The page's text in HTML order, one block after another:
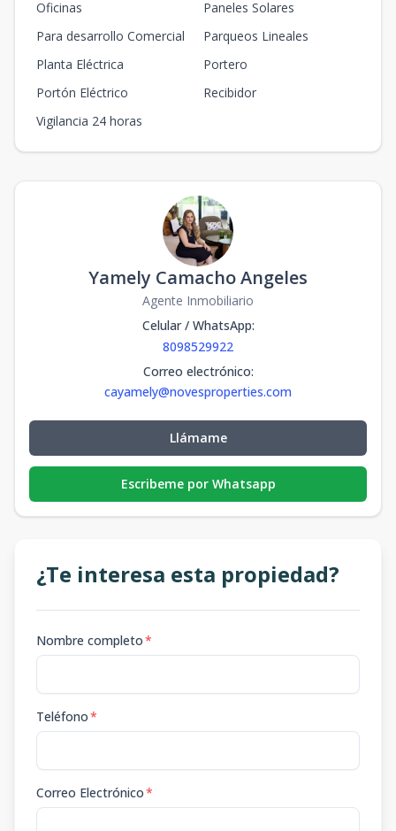
Oficinas
Paneles Solares
Para desarrollo Comercial
Parqueos Lineales
Planta Eléctrica
Portero
Portón Eléctrico
Recibidor
Vigilancia 24 horas
Yamely Camacho Angeles
Agente Inmobiliario
Celular / WhatsApp:
8098529922
Correo electrónico:
cayamely@novesproperties.com
Llámame
Escribeme por Whatsapp
¿Te interesa esta propiedad?
Nombre completo*
Teléfono*
Correo Electrónico*